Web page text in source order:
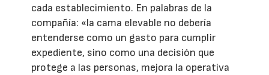
cada establecimiento. En palabras de la
compañía: «la cama elevable no debería
entenderse como un gasto para cumplir
expediente, sino como una decisión que
protege a las personas, mejora la operativa